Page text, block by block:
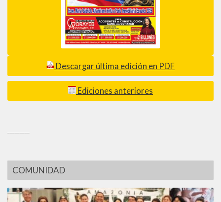
Descargar última edición en PDF
Ediciones anteriores
COMUNIDAD